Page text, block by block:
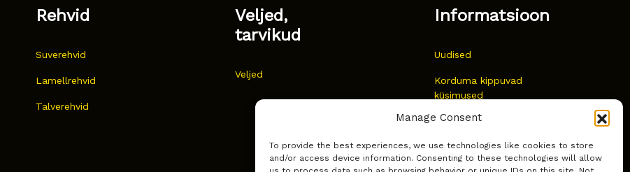
Manage Consent
To provide the best experiences, we use technologies like cookies to store
and/or access device information. Consenting to these technologies will allow
Rehvid
Suverehvid
Lamellrehvid
Talverehvid
Veljed,
tarvikud
Veljed
Informatsioon
Uudised
Korduma kippuvad
küsimused
Kust osta?
Küpsiste poliitika